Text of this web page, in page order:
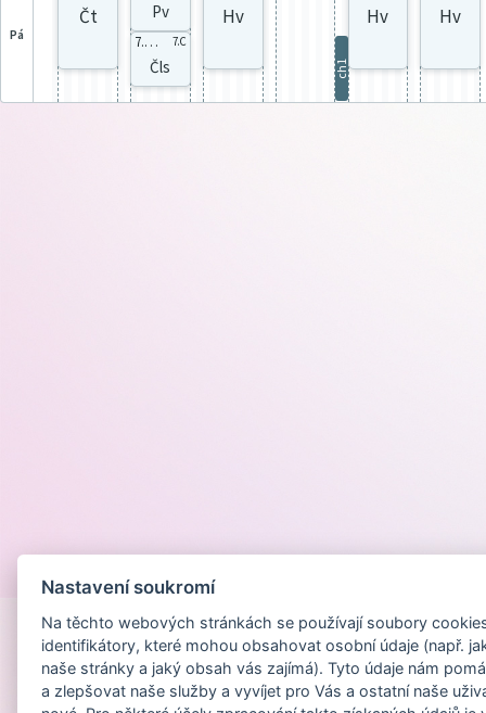
pá
Čt Pv
7.C 7-10 7.C
Čls
Hv Hv Hv
ch1
Nastavení soukromí
Na těchto webových stránkách se používají soubory
identifikátory, které mohou obsahovat osobní údaje (např.
naše stránky a jaký obsah vás zajímá). Tyto údaje nám
a zlepšovat naše služby a vyvíjet pro Vás a ostatní naše